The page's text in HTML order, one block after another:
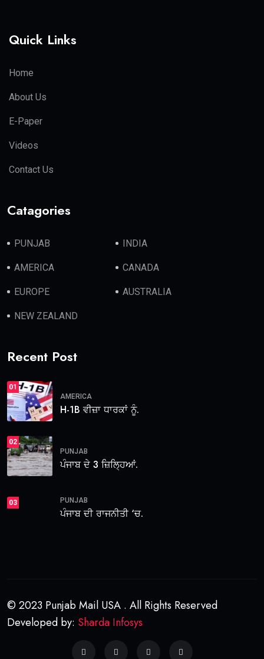
Quick Links
Home
About Us
E-Paper
Videos
Contact Us
Catagories
PUNJAB INDIA
AMERICA CANADA
EUROPE AUSTRALIA
NEW ZEALAND
Recent Post
01
AMERICA
H-1B ਵੀਜ਼ਾ ਧਾਰਕਾਂ ਨੂੰ.
02
PUNJAB
ਪੰਜਾਬ ਦੇ 3 ਜ਼ਿਲ੍ਹਿਆਂ.
03 PUNJAB
ਪੰਜਾਬ ਦੀ ਰਾਜਨੀਤੀ ‘ਚ.
© 2023 Punjab Mail USA . All Rights Reserved
Developed by: Sharda Infosys